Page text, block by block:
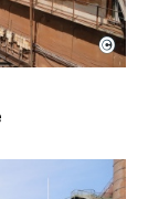
Hütte mit
Hütte | Karl
©